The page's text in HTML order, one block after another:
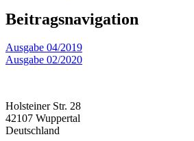
Beitragsnavigation
Ausgabe 04/2019
Ausgabe 02/2020
Holsteiner Str. 28
42107 Wuppertal
Deutschland